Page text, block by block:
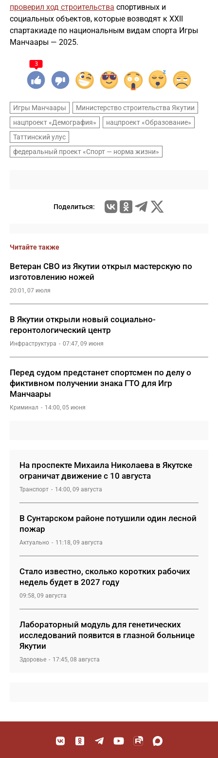
проверил ход строительства спортивных и
социальных объектов, которые возводят к XXII
спартакиаде по национальным видам спорта Игры
Манчаары — 2025.
3
Игры Манчаары
Министерство строительства Якутии
нацпроект «Демография»
нацпроект «Образование»
Таттинский улус
федеральный проект «Спорт — норма жизни»
Поделиться:
Читайте также
Ветеран СВО из Якутии открыл мастерскую по
изготовлению ножей
20:01, 07 июля
В Якутии открыли новый социально-
геронтологический центр
Инфраструктура 07:47, 09 июня
Перед судом предстанет спортсмен по делу о
фиктивном получении знака ГТО для Игр
Манчаары
Криминал 14:00, 05 июня
На проспекте Михаила Николаева в Якутске
ограничат движение с 10 августа
Транспорт 14:00, 09 августа
В Сунтарском районе потушили один лесной
пожар
Актуально 11:18, 09 августа
Стало известно, сколько коротких рабочих
недель будет в 2027 году
09:58, 09 августа
Лабораторный модуль для генетических
исследований появится в глазной больнице
Якутии
Здоровье 17:45, 08 августа